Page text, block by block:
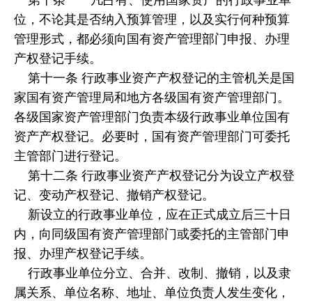
位，不论其是否纳入预算管理，以及实行何种预算
管理形式，都必须向国有资产管理部门申报、办理
产权登记手续。
第十一条 行政事业资产产权登记的主管机关是国
家国有资产管理局和地方各级国有资产管理部门。
各级国家资产管理部门负责本级行政事业单位国有
资产产权登记。必要时，国有资产管理部门可委托
主管部门进行登记。
第十二条 行政事业资产产权登记分为设立产权登
记、变动产权登记、撤销产权登记。
新设立的行政事业单位，应在正式成立后三十日
内，向同级国有资产管理部门或委托的主管部门申
报、办理产权登记手续。
行政事业单位分立、合并、改制、撤销，以及隶
属关系、单位名称、地址、单位负责人发生变化，